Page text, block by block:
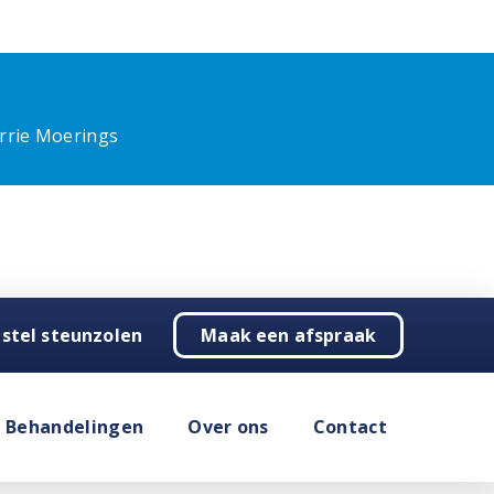
Moerings
steunzolen Maak een afspraak
Behandelingen Over ons Contact